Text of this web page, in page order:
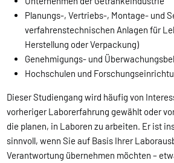
Planungs-, Vertriebs-, Montage- und
verfahrenstechnischen Anlagen für
Herstellung oder Verpackung)
Genehmigungs- und
Hochschulen und
Dieser Studiengang wird häufig von
vorheriger Laborerfahrung gewählt oder
die planen, in Laboren zu arbeiten. Er ist
sinnvoll, wenn Sie auf Basis Ihrer
Verantwortung übernehmen möchten –